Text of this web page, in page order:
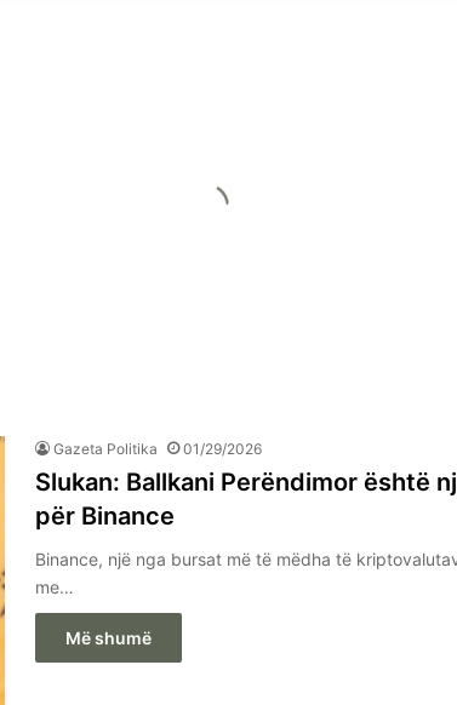
Gazeta Politika 01/29/2026
Slukan: Ballkani Perëndimor është
për Binance
Binance, një nga bursat më të mëdha të
me…
Më shumë